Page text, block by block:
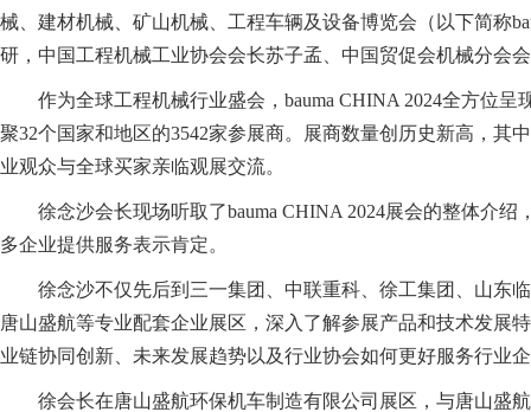
械、建材机械、矿山机械、工程车辆及设备博览会（以下简称
研，中国工程机械工业协会会长苏子孟、中国贸促会机械分会
作为全球工程机械行业盛会，bauma CHINA 2024全方位
聚32个国家和地区的3542家参展商。展商数量创历史新高，其
业观众与全球买家亲临观展交流。
徐念沙会长现场听取了bauma CHINA 2024展会的整体介
多企业提供服务表示肯定。
徐念沙不仅先后到三一集团、中联重科、徐工集团、山东
唐山盛航等专业配套企业展区，深入了解参展产品和技术发展
业链协同创新、未来发展趋势以及行业协会如何更好服务行业
徐会长在唐山盛航环保机车制造有限公司展区，与唐山盛